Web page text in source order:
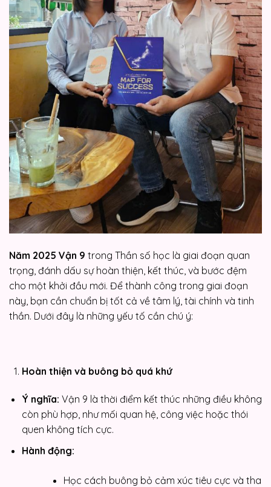
Năm 2025 Vận 9 trong Thần số học là giai đoạn quan
trọng, đánh dấu sự hoàn thiện, kết thúc, và bước đệm
cho một khởi đầu mới. Để thành công trong giai đoạn
này, bạn cần chuẩn bị tốt cả về tâm lý, tài chính và tinh
thần. Dưới đây là những yếu tố cần chú ý:
Hoàn thiện và buông bỏ quá khứ
Ý nghĩa: Vận 9 là thời điểm kết thúc những điều không
còn phù hợp, như mối quan hệ, công việc hoặc thói
quen không tích cực.
Hành động:
Học cách buông bỏ cảm xúc tiêu cực và tha